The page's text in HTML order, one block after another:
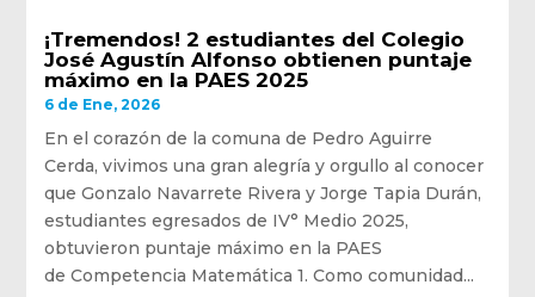
¡Tremendos! 2 estudiantes del Colegio
José Agustín Alfonso obtienen puntaje
máximo en la PAES 2025
6 de Ene, 2026
En el corazón de la comuna de Pedro Aguirre
Cerda, vivimos una gran alegría y orgullo al conocer
que Gonzalo Navarrete Rivera y Jorge Tapia Durán,
estudiantes egresados de IV° Medio 2025,
obtuvieron puntaje máximo en la PAES
de Competencia Matemática 1. Como comunidad...